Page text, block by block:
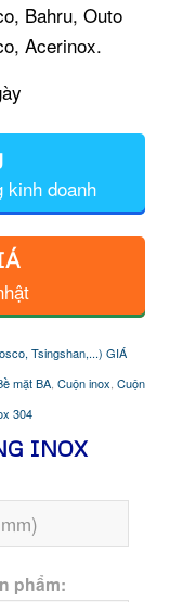
Bahru, Outo
Acerinox.
kinh doanh
Tsingshan,...) GIÁ
mặt BA, Cuộn inox Cuộn
304
INOX
phẩm: